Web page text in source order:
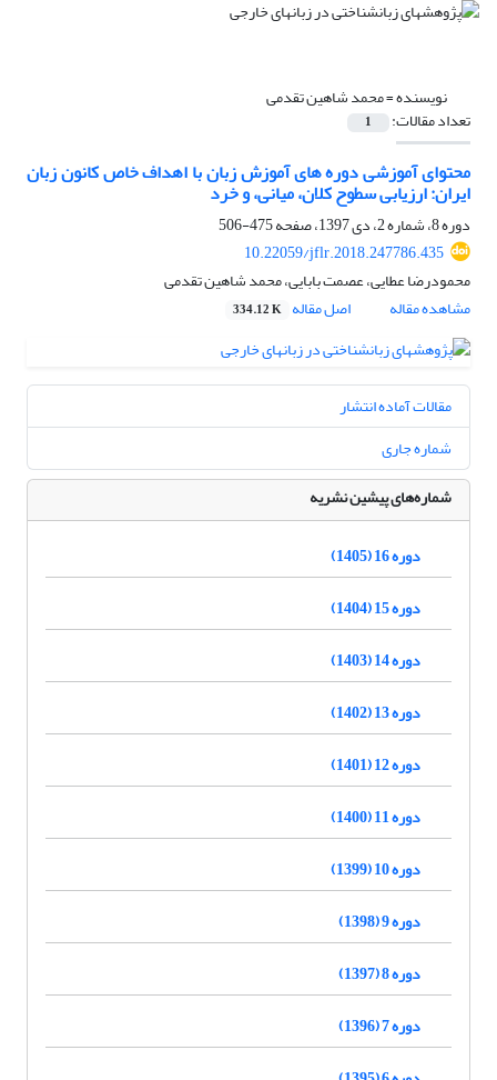
نویسنده =محمد شاهین تقدمی
تعداد مقالات: 1
محتوای آموزشی دوره های آموزش زبان با اهداف خاص کانون زبان
ایران: ارزیابی سطوح کلان، میانی، و خرد
دوره 8، شماره 2، دی 1397، صفحه
475-506
10.22059/jflr.2018.247786.435
محمودرضا عطایی، عصمت بابایی، محمد شاهین تقدمی
مشاهده مقاله
اصل مقاله 334.12 K
مقالات آماده انتشار
شماره جاری
شماره‌های پیشین نشریه
دوره 16 (1405)
دوره 15 (1404)
دوره 14 (1403)
دوره 13 (1402)
دوره 12 (1401)
دوره 11 (1400)
دوره 10 (1399)
دوره 9 (1398)
دوره 8 (1397)
دوره 7 (1396)